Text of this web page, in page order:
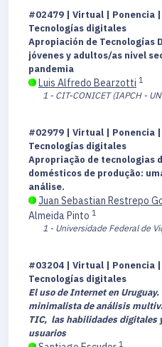
#02479 | Virtual | Ponencia
Tecnologías digitales
Apropiación de Tecnologías
jóvenes y adultos/as nivel
pandemia
Luis Alfredo Bearzotti 1
1 - CIT-CONICET (IAPCH -
#02979 | Virtual | Ponencia
Tecnologías digitales
Apropriação de tecnologias
domésticos de produção:
análise.
Juan Sebastian Restrepo
Almeida Pinto 1
1 - Universidade Federal de
#03204 | Virtual | Ponencia
Tecnologías digitales
El uso de Internet en
minimalista de análisis
TIC, las habilidades digitales
usuarios
1